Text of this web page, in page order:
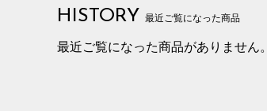
HISTORY 最近ご覧になった商品
最近ご覧になった商品がありません。